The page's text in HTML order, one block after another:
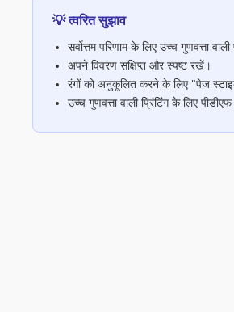
💡 त्वरित सुझाव
सर्वोत्तम परिणाम के लिए उच्च गुणवत्ता
अपने विवरण संक्षिप्त और स्पष्ट रखें।
रंगों को अनुकूलित करने के लिए "पेज
उच्च गुणवत्ता वाली प्रिंटिंग के लिए